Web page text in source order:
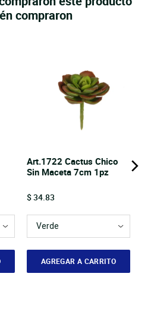
compraron
Art.1722 Cactus Chico
Sin Maceta 7cm 1pz
Price
$ 34.83
AGREGAR A CARRITO